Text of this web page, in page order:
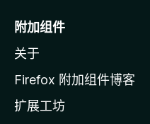
o
i
l
a
附加组件
关于
Firefox 附加组件博客
扩展工坊